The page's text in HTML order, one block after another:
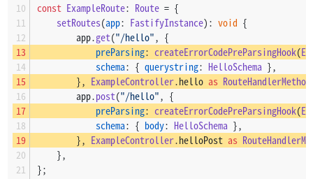
                    }
                }
            }
else {
                error.
validation.forEach((e) => {
delete e.message;
                });
                validation = {
                    context,
errors: error.validation ,
                };
            }
const ExampleRoute: Route = {
setRoutes(app: FastifyInstance): void {
        app.
get("/hello", {
preParsing: createErrorCodePreParsingHook(
schema: { querystring: HelloSchema },
        },
ExampleController.hello as RouteHandlerMethod
        app.
post("/hello", {
preParsing: createErrorCodePreParsingHook(
schema: { body: HelloSchema },
        },
ExampleController.helloPost as
    },
};